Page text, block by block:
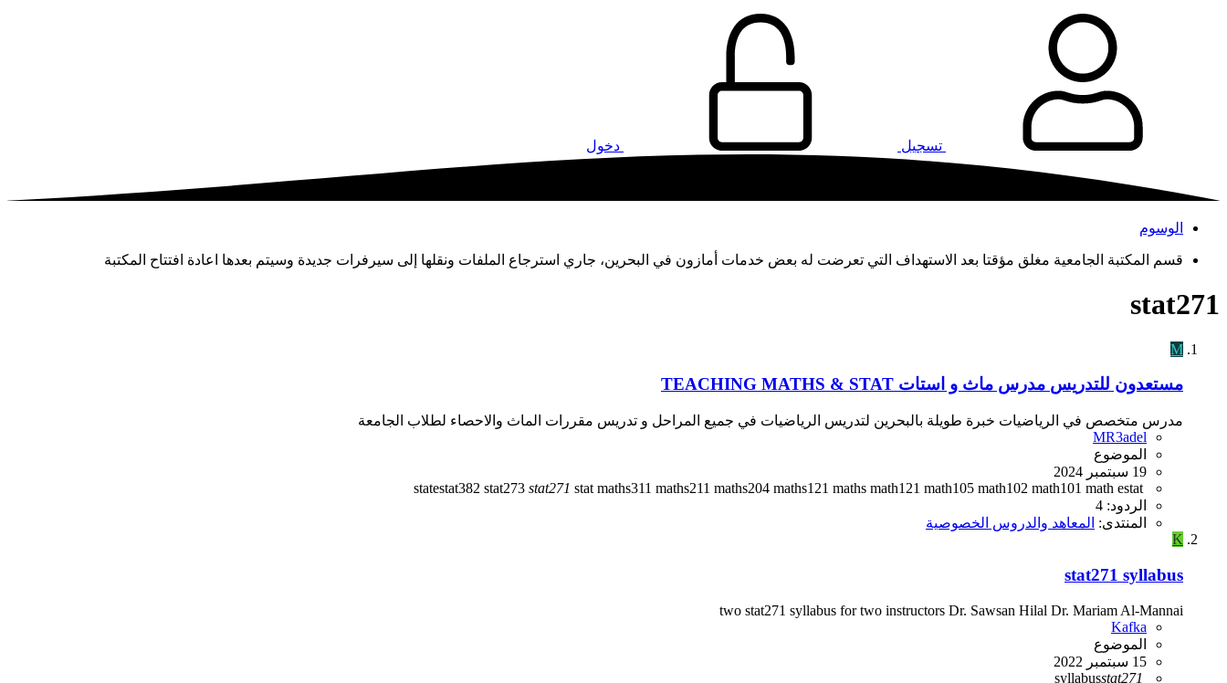
تسجيل دخول
الوسوم
قسم المكتبة الجامعية مغلق مؤقتا بعد الاستهداف التي تعرضت له بعض خدمات أمازون في البحرين، جاري استرجاع الملفات ونقلها إلى سيرفرات جديدة وسيتم بعدها اعادة افتتاح المكتبة
stat271
M
مستعدون للتدريس مدرس ماث و استات TEACHING MATHS & STAT
مدرس متخصص في الرياضيات خبرة طويلة بالبحرين لتدريس الرياضيات في جميع المراحل و تدريس مقررات الماث والاحصاء لطلاب الجامعة
MR3adel
الموضوع
19 سبتمبر 2024
estat
math
math101
math102
math105
math121
maths
maths121
maths204
maths211
maths311
stat
stat271
stat273
stat382
state
الردود: 4
المنتدى: المعاهد والدروس الخصوصية
K
stat271 syllabus
two stat271 syllabus for two instructors Dr. Sawsan Hilal Dr. Mariam Al-Mannai
Kafka
الموضوع
15 سبتمبر 2022
stat271
syllabus